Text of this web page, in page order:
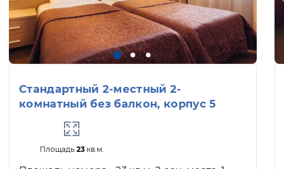
Стандартный 2-местный 2-
комнатный без балкон, корпус 5
Площадь 23кв.м.